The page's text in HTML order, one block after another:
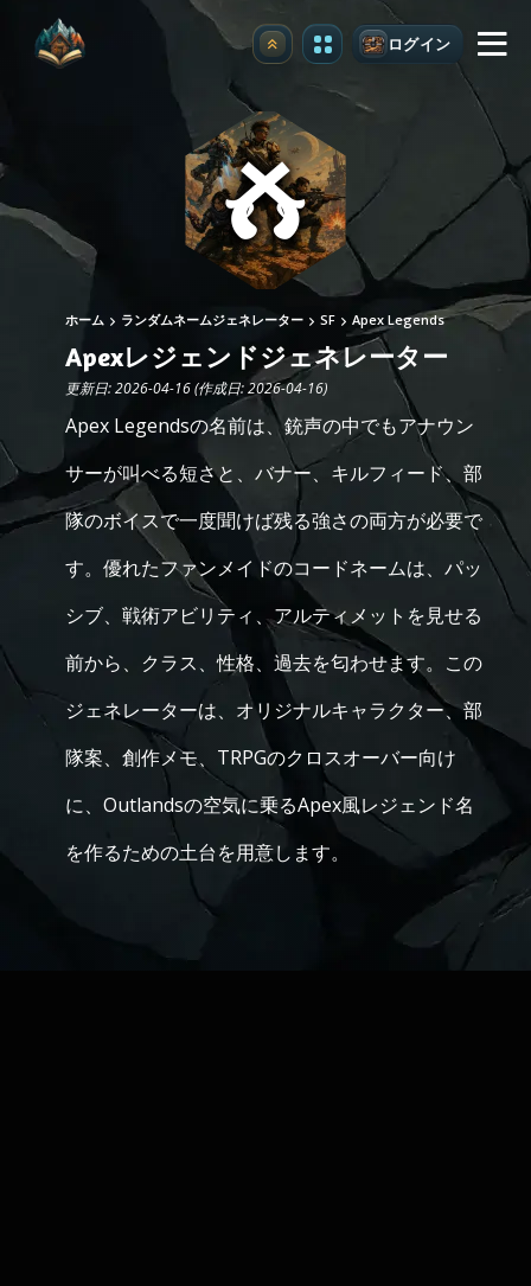
アップグレード ログイン
ホーム ランダムネームジェネレーター SF Apex Legends
Apexレジェンドジェネレーター
更新日: 2026-04-16 (作成日: 2026-04-16)
Apex Legendsの名前は、銃声の中でもアナウン
サーが叫べる短さと、バナー、キルフィード、部
隊のボイスで一度聞けば残る強さの両方が必要で
す。優れたファンメイドのコードネームは、パッ
シブ、戦術アビリティ、アルティメットを見せる
前から、クラス、性格、過去を匂わせます。この
ジェネレーターは、オリジナルキャラクター、部
隊案、創作メモ、TRPGのクロスオーバー向け
に、Outlandsの空気に乗るApex風レジェンド名
を作るための土台を用意します。